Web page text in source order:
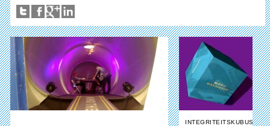
INTEGRITEITSKUBUS